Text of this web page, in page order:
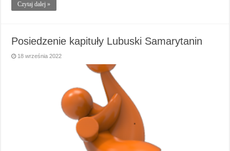
Czytaj dalej »
Posiedzenie kapituły Lubuski Samarytanin
18 września 2022